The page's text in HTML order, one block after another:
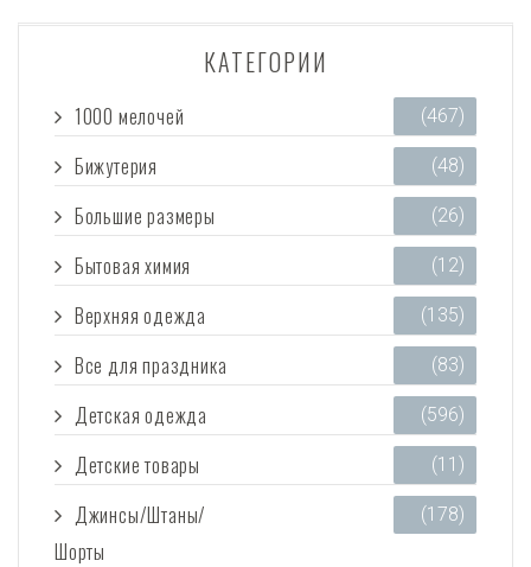
КАТЕГОРИИ
1000 мелочей (467)
Бижутерия (48)
Большие размеры (26)
Бытовая химия (12)
Верхняя одежда (135)
Все для праздника (83)
Детская одежда (596)
Детские товары (11)
Джинсы/Штаны/
Шорты
(178)